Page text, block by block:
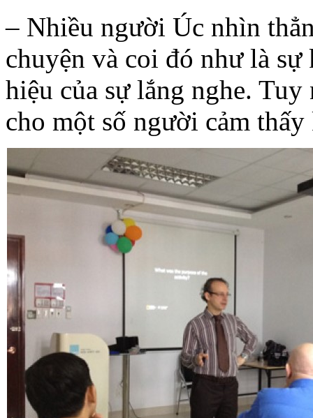
– Nhiều người Úc nhìn
chuyện và coi đó như là
hiệu của sự lắng nghe.
cho một số người cảm